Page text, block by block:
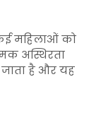
महिलाओं को
अस्थिरता
है और यह